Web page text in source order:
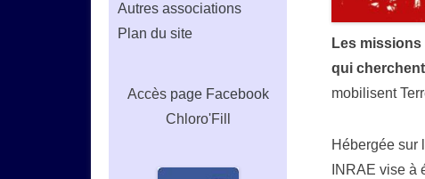
Les missions
qui
mobilisent
Hébergée sur
INRAE vise à
Autres associations
Plan du site
Accès page Facebook
Chloro'Fill